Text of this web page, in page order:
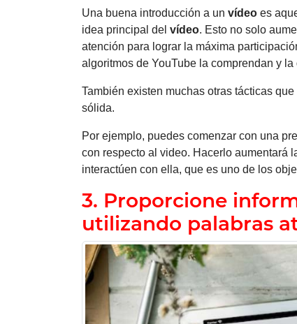
Una buena introducción a un vídeo es
idea principal del vídeo. Esto no solo
atención para lograr la máxima
algoritmos de YouTube la comprendan y la
También existen muchas otras tácticas
sólida.
Por ejemplo, puedes comenzar con una
con respecto al video. Hacerlo aumentará
interactúen con ella, que es uno de los
3. Proporcione
utilizando palabras